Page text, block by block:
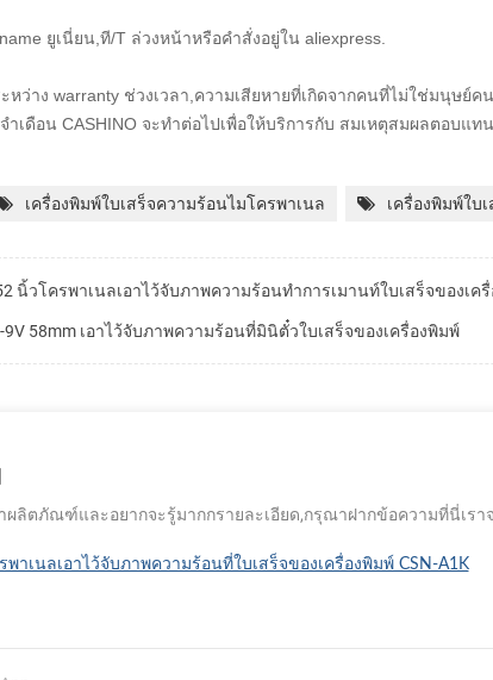
ยูเนี่ยน,ที/T ล่วงหน้าหรือคำสั่งอยู่ใน aliexpress.
หว่าง warranty ช่วงเวลา,ความเสียหายที่เกิดจากคนที่ไม่ใช่มนุษย์
เดือน CASHINO จะทำต่อไปเพื่อให้บริการกับ สมเหตุสมผลตอบแท
เครื่องพิมพ์ใบเสร็จความร้อนไมโครพาเนล เครื่องพิมพ์ใบ
นิ้วโครพาเนลเอาไว้จับภาพความร้อนทำการเมานท์ใบเสร็จของเค
9V 58mm เอาไว้จับภาพความร้อนที่มินิตั๋วใบเสร็จของเครื่องพิมพ์
ผลิตภัณฑ์และอยากจะรู้มากกรายละเอียด,กรุณาฝากข้อความที่นี่เรา
พาเนลเอาไว้จับภาพความร้อนที่ใบเสร็จของเครื่องพิมพ์ CSN-A1K